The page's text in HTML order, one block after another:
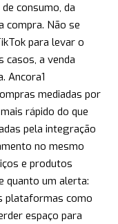
consumo, da
compra. Não se
para levar o
casos, a venda
Ancora1
mediadas por
rápido do que
pela integração
no mesmo
e produtos
quanto um alerta:
plataformas como
espaço para